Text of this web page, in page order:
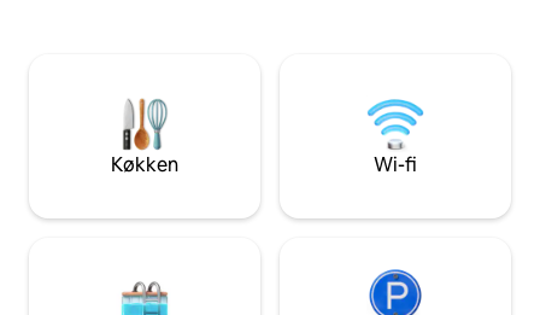
inkluderet. Det
Boligen har op til
sofaen giver en
Køkken Wi-fi